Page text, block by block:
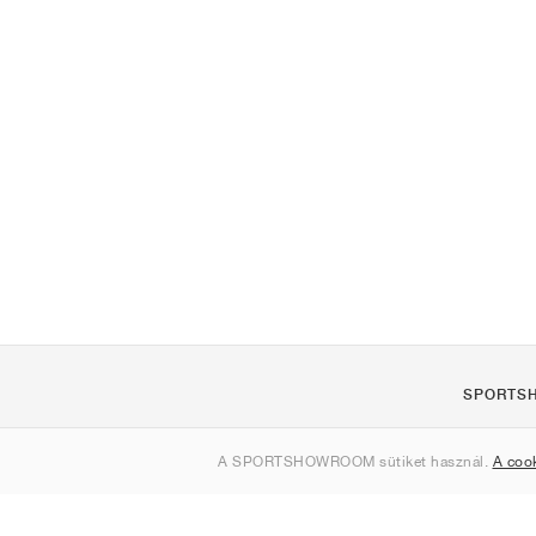
A SPORTSHOWROOM sütiket használ. A
Kapcsolat